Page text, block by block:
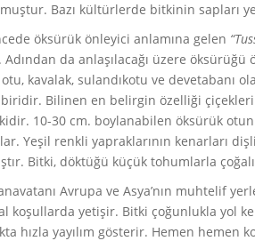
Bazı kültürlerde bitkinin sapları
öksürük önleyici anlamına gelen
Adından da anlaşılacağı üzere
kavalak, sulandıkotu ve devetabanı
Bilinen en belirgin özelliği
10-30 cm. boylanabilen öksürük
Yeşil renkli yapraklarının kenarları
Bitki, döktüğü küçük tohumlarla
Avrupa ve Asya’nın muhtelif
koşullarda yetişir. Bitki çoğunlukla yol
hızla yayılım gösterir. Hemen hemen